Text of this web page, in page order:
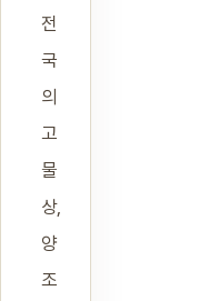
전
국
의
고
물
상,
양
조